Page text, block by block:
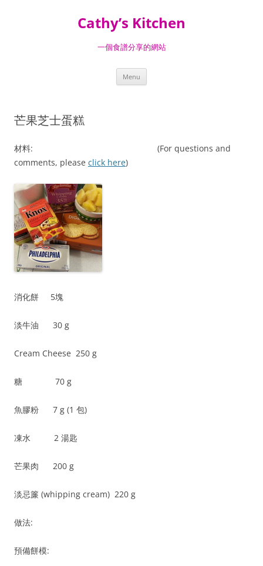
Cathy’s Kitchen
一個食譜分享的網站
Menu
芒果芝士蛋糕
材料: (For questions and
comments, please click here)
消化餅 5塊
淡牛油 30 g
Cream Cheese 250 g
糖 70 g
魚膠粉 7 g (1 包)
凍水 2 湯匙
芒果肉 200 g
淡忌簾 (whipping cream) 220 g
做法:
預備餅模: